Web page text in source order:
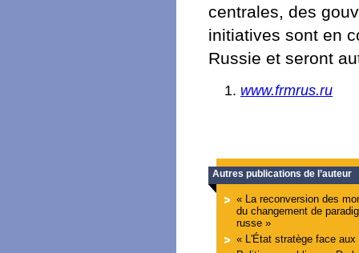
centrales, des
initiatives sont en
Russie et seront
www.frmrus.ru
Autres publications de l’auteur
« La reconversion des
du changement de
russe »
« L'État stratège face